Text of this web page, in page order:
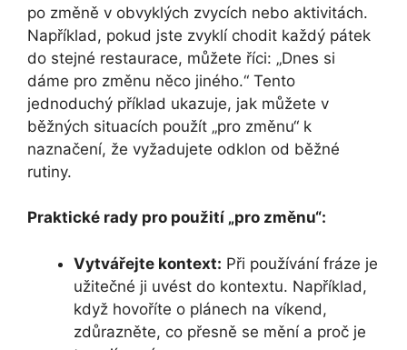
po změně v obvyklých zvycích nebo aktivitách.
Například, pokud jste zvyklí chodit každý pátek
do stejné restaurace, můžete říci: „Dnes si
dáme pro změnu něco jiného.“ Tento
jednoduchý příklad ukazuje, jak můžete v
běžných situacích použít „pro změnu“ k
naznačení, že vyžadujete odklon od běžné
rutiny.
Praktické rady pro použití „pro změnu“:
Vytvářejte kontext: Při používání fráze je
užitečné ji uvést do kontextu. Například,
když hovoříte o plánech na víkend,
zdůrazněte, co přesně se mění a proč je